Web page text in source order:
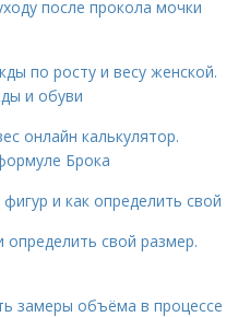
после прокола мочки
по росту и весу женской.
и обуви
онлайн калькулятор.
Брока
и как определить свой
определить свой размер.
замеры объёма в процессе